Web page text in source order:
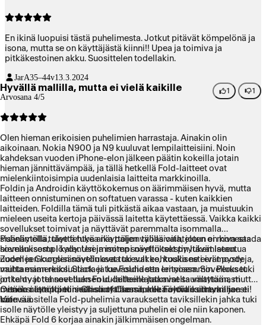
En ikinä luopuisi tästä puhelimesta. Jotkut pitävät kömpelönä ja
isona, mutta se on käyttäjästä kiinni!! Upea ja toimiva ja
pitkäkestoinen akku. Suosittelen todellakin.
JarA35–44v13.3.2024
Hyvällä mallilla, mutta ei vielä kaikille
Arvosana 4/5
1 1
Olen hieman erikoisien puhelimien harrastaja. Ainakin olin
aikoinaan. Nokia N900 ja N9 kuuluvat lempilaitteisiini. Noin
kahdeksan vuoden iPhone-elon jälkeen päätin kokeilla jotain
hieman jännittävämpää, ja tällä hetkellä Fold-laitteet ovat
mielenkiintoisimpia uudenlaisia laitteita markkinoilla.
Foldin ja Androidin käyttökokemus on äärimmäisen hyvä, mutta
laitteen onnistuminen on softatuen varassa - kuten kaikkien
laitteiden. Foldilla tämä tuli pitkästä aikaa vastaan, ja muistuukin
mieleen useita kertoja päivässä laitetta käytettäessä. Vaikka kaikki
sovellukset toimivat ja näyttävät paremmalta isommalla
sisänäytöllä, täyttä tukea näyttöjen välillä vaihteluun ei monesta
sovelluksesta löydy. Useimmiten sovellukset pyytävät latautua
uudelleen kun sisänäytön avaa tai sulkee, koska ne eivät pysty
vaihtamaan resoluutiota ja kuvasuhdetta lennossa. Sovellukset
jotka ovat tehneet tuen Fold-laitteille jatkavat saumattomasti
menoa näytöltä toiseen siirryttäessä, mikä on vaikuttavaa ja
kätevää.
Puhelimella tulee tehtyä aika paljon työasioita, joten on kiva saada
hieman isompi kalenteri ja isompi näyttö tekstin lukemiseen.
Zoom ja Googlen sovellukset tukevat kohtuullisesti eri moodeja,
mutta esimerkiksi Slack ei tue Foldia sen erityisemmin. Perus tuki
on tehty jotta sovelluksen uudelleenlataamiselta vältytään, mutta
mitään uutta toiminnallisuutta isommalle näytölle siirtyminen ei
tuo.
Onneksi lempipelini Clash of Clans tukee Foldia esimerkillisesti!
Voin suositella Fold-puhelimia varauksetta taviksillekin jahka tuki
isolle näytölle yleistyy ja suljettuna puhelin ei ole niin kaponen.
Ehkäpä Fold 6 korjaa ainakin jälkimmäisen ongelman.